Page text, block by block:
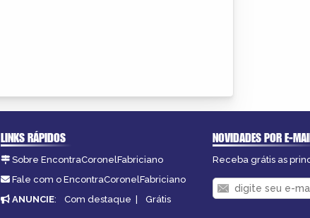
LINKS RÁPIDOS
Sobre EncontraCoronelFabriciano
Fale com o EncontraCoronelFabriciano
ANUNCIE: Com destaque | Grátis
NOVIDADES POR E-
Receba grátis as